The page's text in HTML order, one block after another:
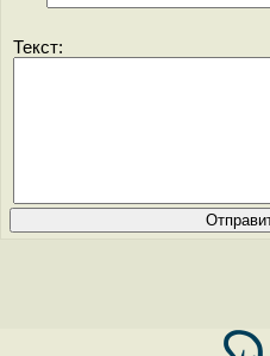
Текст: